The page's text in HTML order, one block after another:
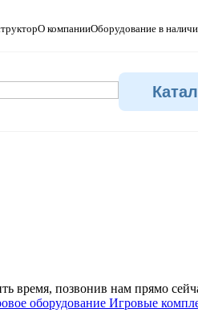
О компанииОборудование в
время, позвонив нам прямо
оборудование Игровые